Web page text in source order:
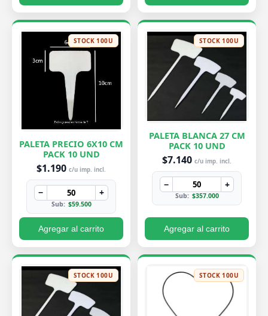
STOCK 100U
PALETA PRECIO 6X10 CM
PACK 10 UND
$1.190 c/u imp. incl.
− +
Sub: $59.500
Agregar al carrito
STOCK 100U
PALETA BLANCA 27 CM
PACK 10 UND
$7.140 c/u imp. incl.
− +
Sub: $357.000
Agregar al carrito
STOCK 100U STOCK 100U